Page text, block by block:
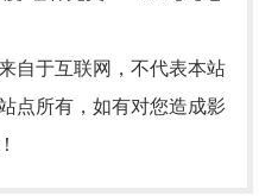
自于互联网，不代表本站
点所有，如有对您造成影